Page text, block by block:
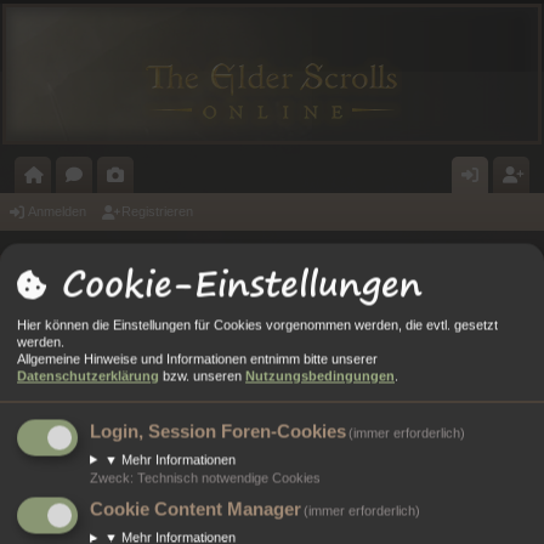
O
T
A
L
E
N
A
E
RI
E
L
Anmelden Registrieren
Portal Foren
Anmelden
Passwort:
Ich habe mein Passwort vergessen
Cookie-Einstellungen
Hier können die Einstellungen für Cookies vorgenommen werden, die evtl. gesetzt
werden.
Allgemeine Hinweise und Informationen entnimm bitte unserer
Datenschutzerklärung bzw. unseren Nutzungsbedingungen
Login, Session Foren-Cookies(immer erforderlich)
▼ Mehr Informationen
Zweck: Technisch notwendige Cookies
Cookie Content Manager(immer erforderlich)
▼ Mehr Informationen